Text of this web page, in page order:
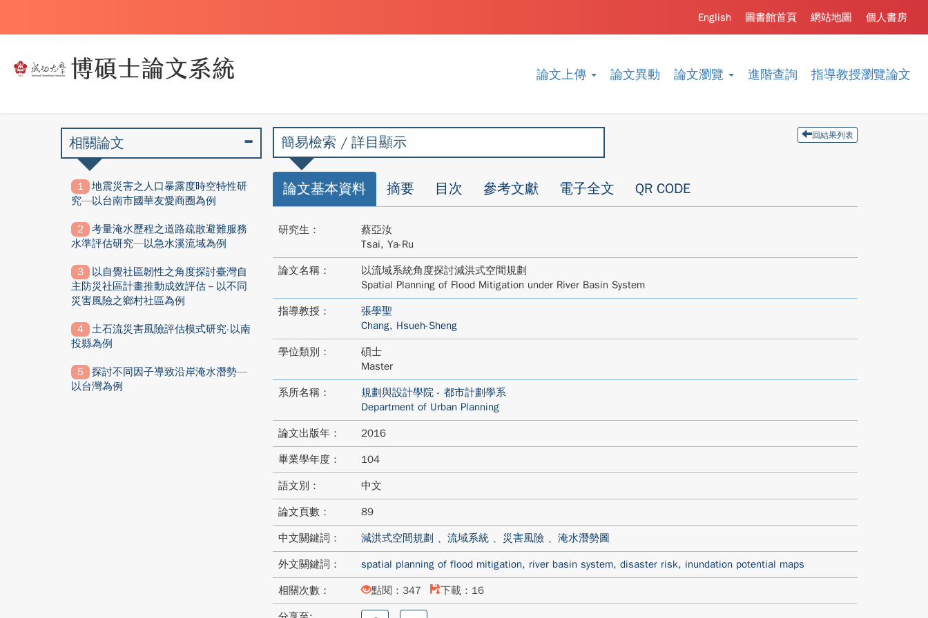
論文上傳 論文異動 論文瀏覽 進階查詢 指導教授瀏覽論文
個人書房
網站地圖
圖書館首頁
English
簡易檢索 / 詳目顯示 回結果列表
論文基本資料 摘要 目次 參考文獻 電子全文 QR CODE
研究生：
蔡亞汝
Tsai, Ya-Ru
論文名稱：
以流域系統角度探討減洪式空間規劃
Spatial Planning of Flood Mitigation under River Basin System
指導教授：
張學聖
Chang, Hsueh-Sheng
學位類別：
碩士
Master
系所名稱：
規劃與設計學院 - 都市計劃學系
Department of Urban Planning
論文出版年： 2016
畢業學年度： 104
語文別： 中文
論文頁數： 89
中文關鍵詞： 減洪式空間規劃 、 流域系統、 災害風險 、 淹水潛勢圖
外文關鍵詞： spatial planning of flood mitigation, river basin system, disaster risk, inundation potential maps
相關次數： 點閱：347 下載：16
相關論文
地震災害之人口暴露度時空特性研
究—以台南市國華友愛商圈為例
考量淹水歷程之道路疏散避難服務
水準評估研究—以急水溪流域為例
以自覺社區韌性之角度探討臺灣自
主防災社區計畫推動成效評估－以不同
災害風險之鄉村社區為例
土石流災害風險評估模式研究-以南
投縣為例
探討不同因子導致沿岸淹水潛勢—
以台灣為例